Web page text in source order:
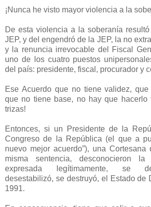
¡Nunca he visto mayor violencia a la
De esta violencia a la soberanía
JEP, y del engendró de la JEP, la no
y la renuncia irrevocable del Fiscal
uno de los cuatro puestos
del país: presidente, fiscal, procurador y
Ese Acuerdo que no tiene validez,
que no tiene base, no hay que hacerlo
trizas!
Entonces, si un Presidente de la
Congreso de la República (el que a
nuevo mejor acuerdo”), una Cortesana
misma sentencia, desconocieron la
expresada legítimamente, se
desestabilizó, se destruyó, el Estado de
1991.